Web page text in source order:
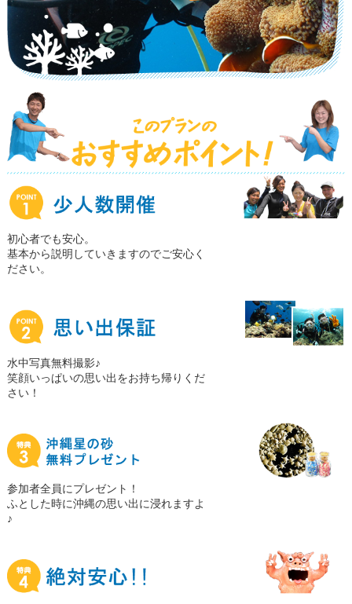
初心者でも安心。
基本から説明していきますのでご安心く
ださい。
水中写真無料撮影♪
笑顔いっぱいの思い出をお持ち帰りくだ
さい！
参加者全員にプレゼント！
ふとした時に沖縄の思い出に浸れますよ
♪